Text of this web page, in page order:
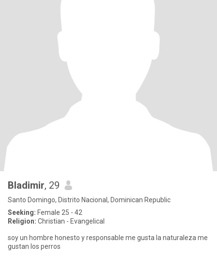
Bladimir, 29
Santo Domingo, Distrito Nacional, Dominican Republic
Seeking: Female 25 - 42
Religion: Christian - Evangelical
soy un hombre honesto y responsable me gusta la naturaleza me
gustan los perros